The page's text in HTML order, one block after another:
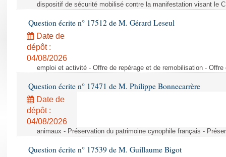
dispositif de sécurité mobilisé contre la manifestation visant le
Question écrite n° 17512 de M. Gérard Leseul
Date de
dépôt :
04/08/2026
emploi et activité - Offre de repérage et de remobilisation -
Question écrite n° 17471 de M. Philippe Bonnecarrère
Date de
dépôt :
04/08/2026
animaux - Préservation du patrimoine cynophile français -
Question écrite n° 17539 de M. Guillaume Bigot